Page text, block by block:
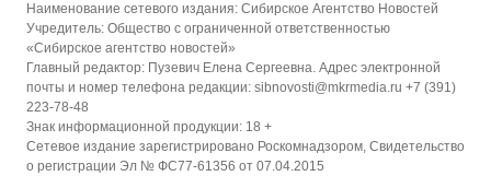
Наименование сетевого издания: Сибирское Агентство Новостей
Учредитель: Общество с ограниченной ответственностью
«Сибирское агентство новостей»
Главный редактор: Пузевич Елена Сергеевна. Адрес электронной
почты и номер телефона редакции: sibnovosti@mkrmedia.ru +7 (391)
223-78-48
Знак информационной продукции: 18 +
Сетевое издание зарегистрировано Роскомнадзором, Свидетельство
о регистрации Эл № ФС77-61356 от 07.04.2015